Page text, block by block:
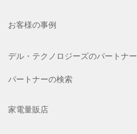
お客様の事例
デル・テクノロジーズのパートナー
パートナーの検索
家電量販店